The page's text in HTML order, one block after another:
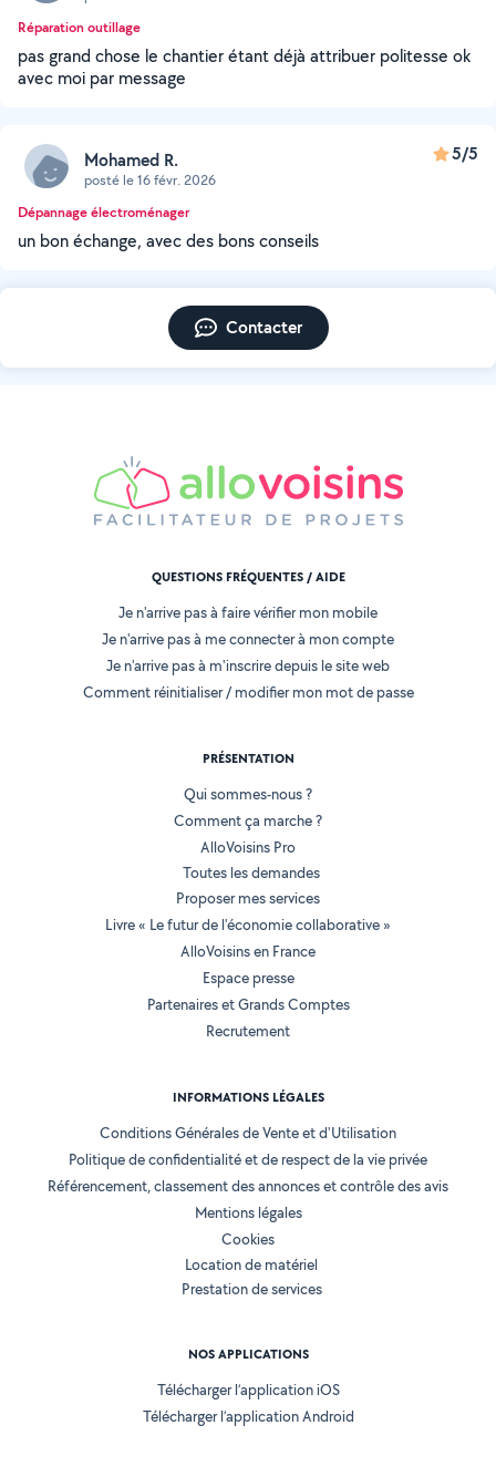
Réparation outillage
pas grand chose le chantier étant déjà attribuer politesse ok
avec moi par message
Mohamed R.
posté le 16 févr. 2026
5/5
Dépannage électroménager
un bon échange, avec des bons conseils
Contacter
QUESTIONS FRÉQUENTES / AIDE
Je n'arrive pas à faire vérifier mon mobile
Je n'arrive pas à me connecter à mon compte
Je n'arrive pas à m'inscrire depuis le site web
Comment réinitialiser / modifier mon mot de passe
PRÉSENTATION
Qui sommes-nous ?
Comment ça marche ?
AlloVoisins Pro
Toutes les demandes
Proposer mes services
Livre « Le futur de l'économie collaborative »
AlloVoisins en France
Espace presse
Partenaires et Grands Comptes
Recrutement
INFORMATIONS LÉGALES
Conditions Générales de Vente et d'Utilisation
Politique de confidentialité et de respect de la vie privée
Référencement, classement des annonces et contrôle des avis
Mentions légales
Cookies
Location de matériel
Prestation de services
NOS APPLICATIONS
Télécharger l’application iOS
Télécharger l’application Android